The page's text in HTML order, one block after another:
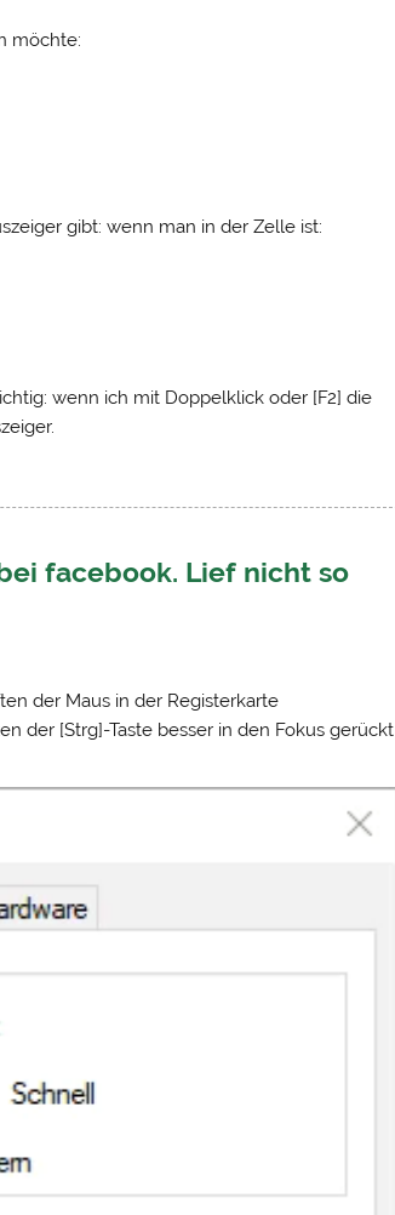
möchte:
gibt: wenn man in der Zelle ist:
wenn ich mit Doppelklick oder [F2] die
facebook. Lief nicht so
der Maus in der Registerkarte
der [Strg]-Taste besser in den Fokus gerückt